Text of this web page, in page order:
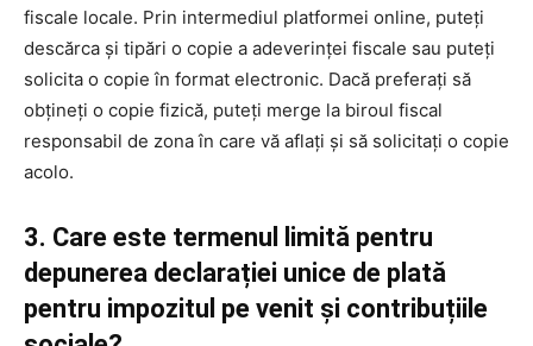
fiscale locale. Prin intermediul platformei online, puteți
descărca și tipări o copie a adeverinței fiscale sau puteți
solicita o copie în format electronic. Dacă preferați să
obțineți o copie fizică, puteți merge la biroul fiscal
responsabil de zona în care vă aflați și să solicitați o copie
acolo.
3. Care este termenul limită pentru
depunerea declarației unice de plată
pentru impozitul pe venit și contribuțiile